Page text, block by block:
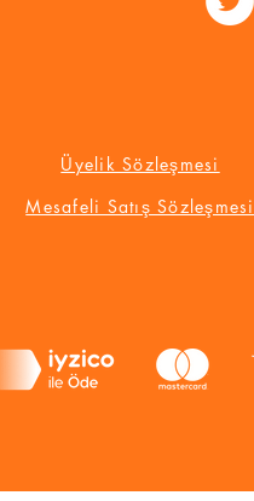
Üyelik Sözleşmesi
Mesafeli Satış Sözleşmesi